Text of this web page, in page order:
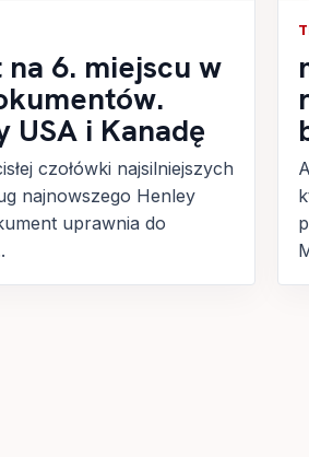
6. miejscu w
i Kanadę
czołówki najsilniejszych
najnowszego Henley
uprawnia do